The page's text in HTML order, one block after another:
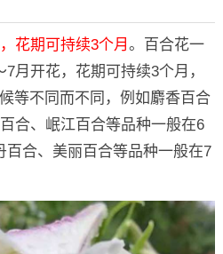
花期可持续3个月 。百合花一
月开花，花期可持续3个月，
等不同而不同，例如麝香百合
合、岷江百合等品种一般在6
百合、美丽百合等品种一般在7